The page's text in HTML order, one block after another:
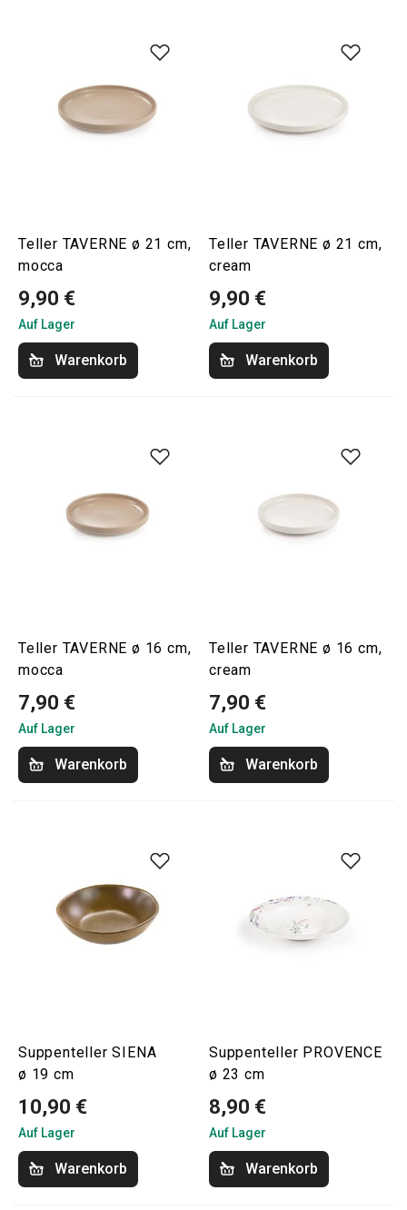
Teller TAVERNE ø 21 cm,
mocca
9,90 €
Auf Lager
Warenkorb
Teller TAVERNE ø 21 cm,
cream
9,90 €
Auf Lager
Warenkorb
Teller TAVERNE ø 16 cm,
mocca
7,90 €
Auf Lager
Warenkorb
Teller TAVERNE ø 16 cm,
cream
7,90 €
Auf Lager
Warenkorb
Suppenteller SIENA
ø 19 cm
10,90 €
Auf Lager
Warenkorb
Suppenteller PROVENCE
ø 23 cm
8,90 €
Auf Lager
Warenkorb